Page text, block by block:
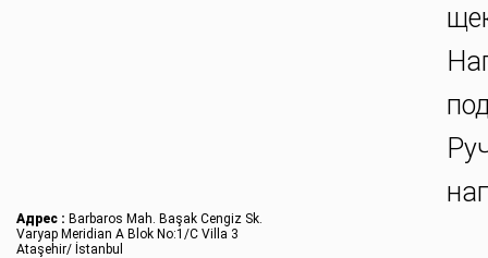
Адрес : Barbaros Mah. Başak Cengiz Sk.
Varyap Meridian A Blok No:1/C Villa 3
Ataşehir/ İstanbul